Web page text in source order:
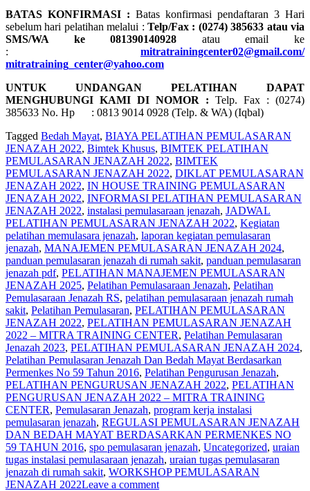
BATAS KONFIRMASI : Batas konfirmasi pendaftaran 3 Hari
sebelum hari pelatihan melalui : Telp/Fax : (0274) 385633 atau via
SMS/WA ke 081390140928 atau email ke
:
mitratrainingcenter02@gmail.com/
mitratraining_center@yahoo.com
UNTUK UNDANGAN PELATIHAN DAPAT
MENGHUBUNGI KAMI DI NOMOR : Telp. Fax : (0274)
385633 No. Hp : 0813 9014 0928 (Telp. & WA) (Iqbal)
Tagged Bedah Mayat, BIAYA PELATIHAN PEMULASARAN
JENAZAH 2022, Bimtek Khusus, BIMTEK PELATIHAN
PEMULASARAN JENAZAH 2022, BIMTEK
PEMULASARAN JENAZAH 2022, DIKLAT PEMULASARAN
JENAZAH 2022, IN HOUSE TRAINING PEMULASARAN
JENAZAH 2022, INFORMASI PELATIHAN PEMULASARAN
JENAZAH 2022, instalasi pemulasaraan jenazah, JADWAL
PELATIHAN PEMULASARAN JENAZAH 2022, Kegiatan
pelatihan memulasara jenazah, laporan kegiatan pemulasaran
jenazah, MANAJEMEN PEMULASARAN JENAZAH 2024,
panduan pemulasaran jenazah di rumah sakit, panduan pemulasaran
jenazah pdf, PELATIHAN MANAJEMEN PEMULASARAN
JENAZAH 2025, Pelatihan Pemulasaraan Jenazah, Pelatihan
Pemulasaraan Jenazah RS, pelatihan pemulasaraan jenazah rumah
sakit, Pelatihan Pemulasaran, PELATIHAN PEMULASARAN
JENAZAH 2022, PELATIHAN PEMULASARAN JENAZAH
2022 – MITRA TRAINING CENTER, Pelatihan Pemulasaran
Jenazah 2023, PELATIHAN PEMULASARAN JENAZAH 2024,
Pelatihan Pemulasaran Jenazah Dan Bedah Mayat Berdasarkan
Permenkes No 59 Tahun 2016, Pelatihan Pengurusan Jenazah,
PELATIHAN PENGURUSAN JENAZAH 2022, PELATIHAN
PENGURUSAN JENAZAH 2022 – MITRA TRAINING
CENTER, Pemulasaran Jenazah, program kerja instalasi
pemulasaran jenazah, REGULASI PEMULASARAN JENAZAH
DAN BEDAH MAYAT BERDASARKAN PERMENKES NO
59 TAHUN 2016, spo pemulasaran jenazah, Uncategorized, uraian
tugas instalasi pemulasaraan jenazah, uraian tugas pemulasaran
jenazah di rumah sakit, WORKSHOP PEMULASARAN
JENAZAH 2022Leave a comment